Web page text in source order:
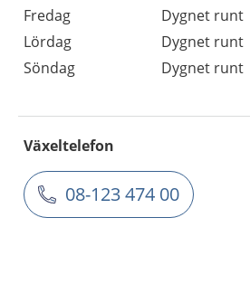
Fredag
Dygnet runt
Lördag
Dygnet runt
Söndag
Dygnet runt
Växeltelefon
08-123 474 00